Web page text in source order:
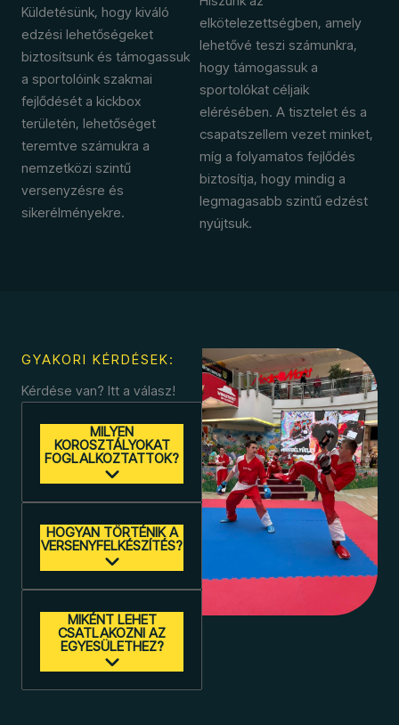
Küldetésünk, hogy kiváló
edzési lehetőségeket
biztosítsunk és támogassuk
a sportolóink szakmai
fejlődését a kickbox
területén, lehetőséget
teremtve számukra a
nemzetközi szintű
versenyzésre és
sikerélményekre.
elkötelezettségben, amely
lehetővé teszi számunkra,
hogy támogassuk a
sportolókat céljaik
elérésében. A tisztelet és a
csapatszellem vezet minket,
míg a folyamatos fejlődés
biztosítja, hogy mindig a
legmagasabb szintű edzést
nyújtsuk.
GYAKORI KÉRDÉSEK:
Kérdése van? Itt a válasz!
MILYEN
KOROSZTÁLYOKAT
FOGLALKOZTATTOK?
HOGYAN TÖRTÉNIK A
VERSENYFELKÉSZÍTÉS?
MIKÉNT LEHET
CSATLAKOZNI AZ
EGYESÜLETHEZ?